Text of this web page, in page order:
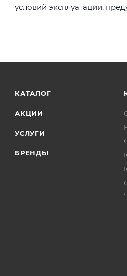
условий эксплуатации,
КАТАЛОГ
АКЦИИ
УСЛУГИ
БРЕНДЫ